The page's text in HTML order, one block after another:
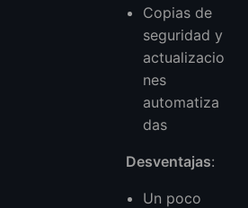
Copias de
seguridad y
actualizacio
nes
automatiza
das
Desventajas:
Un poco